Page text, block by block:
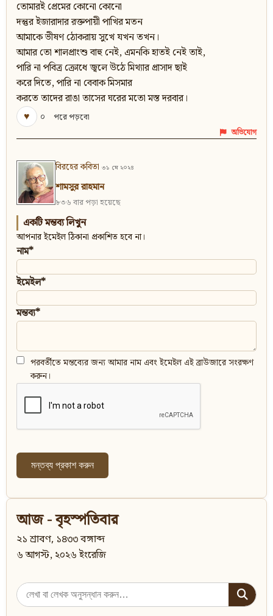
তোমারই প্রেমের কোনো কোনো
দন্তুর ইজারাদার রক্তপায়ী পাখির মতন
আমাকে ভীষণ ঠোকরায় সুখে যখন তখন।
আমার তো শালপ্রাংশু বাহু নেই, এমনকি হাতই নেই তাই,
পারি না পবিত্র ক্রোধে জ্বলে উঠে মিথ্যার প্রাসাদ ছাই
করে দিতে, পারি না বেবাক মিসমার
করতে তাদের রাঙা তাসের ঘরের মতো মস্ত দরবার।
♥
০ পরে পড়বো
অভিযোগ
বিরহের কবিতা ৩১ মে ২০২৪
শামসুর রাহমান
৮৩৬ বার পড়া হয়েছে
একটি মন্তব্য লিখুন
আপনার ইমেইল ঠিকানা প্রকাশিত হবে না।
নাম*
ইমেইল*
মন্তব্য*
পরবর্তীতে মন্তব্যের জন্য আমার নাম এবং ইমেইল এই ব্রাউজারে সংরক্ষণ
করুন।
আজ - বৃহস্পতিবার
২১ শ্রাবণ, ১৪৩৩ বঙ্গাব্দ
৬ আগস্ট, ২০২৬ ইংরেজি
Search
for: